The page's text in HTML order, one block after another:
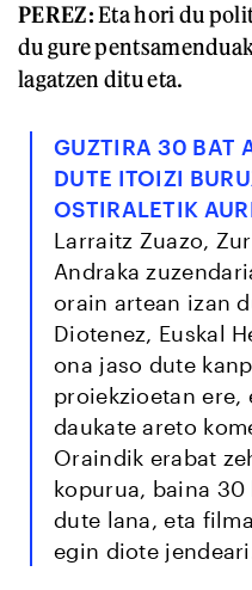
PEREZ:Eta hori du
du gure
lagatzen ditu eta.
GUZTIRA 30 BAT
DUTE ITOIZI
OSTIRALETIK
Larraitz Zuazo,
Andraka
orain artean izan
Diotenez, Euskal
ona jaso dute
proiekzioetan ere,
daukate areto
Oraindik erabat
kopurua, baina
dute lana, eta
egin diote